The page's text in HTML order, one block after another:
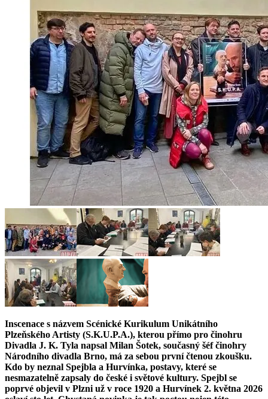
Inscenace s názvem Scénické Kurikulum Unikátního
Plzeňského Artisty (S.K.U.P.A.), kterou přímo pro činohru
Divadla J. K. Tyla napsal Milan Šotek, současný šéf činohry
Národního divadla Brno, má za sebou první čtenou zkoušku.
Kdo by neznal Spejbla a Hurvínka, postavy, které se
nesmazatelně zapsaly do české i světové kultury. Spejbl se
poprvé objevil v Plzni už v roce 1920 a Hurvínek 2. května 2026